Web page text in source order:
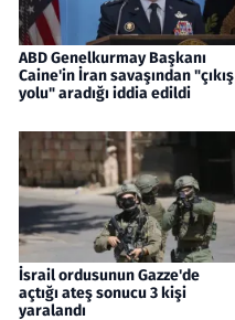
ABD Genelkurmay Başkanı
Caine'in İran savaşından "çıkış
yolu" aradığı iddia edildi
İsrail ordusunun Gazze'de
açtığı ateş sonucu 3 kişi
yaralandı